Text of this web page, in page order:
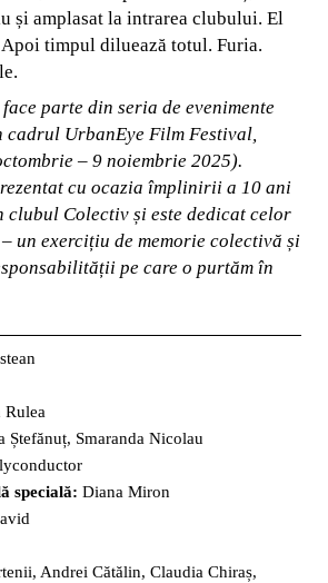
și amplasat la intrarea clubului. El
timpul diluează totul. Furia.
parte din seria de evenimente
cadrul UrbanEye Film Festival,
– 9 noiembrie 2025).
cu ocazia împlinirii a 10 ani
clubul Colectiv și este dedicat celor
un exercițiu de memorie colectivă și
pe care o purtăm în
Rulea
Ștefănuț, Smaranda Nicolau
specială: Diana Miron
Andrei Cătălin, Claudia Chiraș,